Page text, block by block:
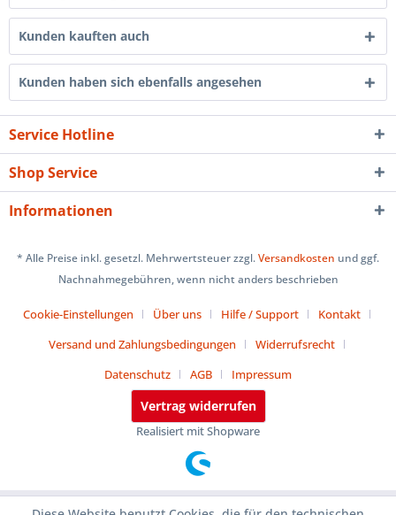
Kunden kauften auch
Kunden haben sich ebenfalls angesehen
Service Hotline
Shop Service
Informationen
* Alle Preise inkl. gesetzl. Mehrwertsteuer zzgl.Versandkosten und ggf.
Nachnahmegebühren, wenn nicht anders beschrieben
Cookie-Einstellungen Über uns Hilfe / Support
Kontakt
Versand und Zahlungsbedingungen
Widerrufsrecht
Datenschutz
AGB Impressum
Vertrag widerrufen
Realisiert mit Shopware